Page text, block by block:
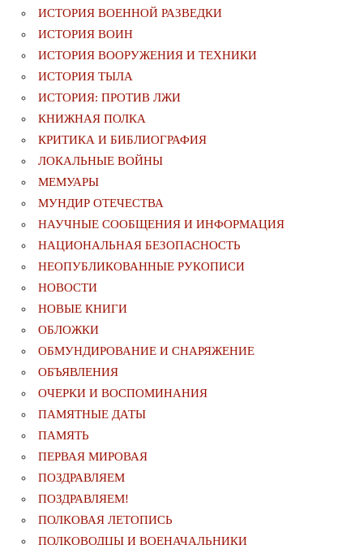
ИСТОРИЯ ВОЕННОЙ РАЗВЕДКИ
ИСТОРИЯ ВОИН
ИСТОРИЯ ВООРУЖЕНИЯ И ТЕХНИКИ
ИСТОРИЯ ТЫЛА
ИСТОРИЯ: ПРОТИВ ЛЖИ
КНИЖНАЯ ПОЛКА
КРИТИКА И БИБЛИОГРАФИЯ
ЛОКАЛЬНЫЕ ВОЙНЫ
МЕМУАРЫ
МУНДИР ОТЕЧЕСТВА
НАУЧНЫЕ СООБЩЕНИЯ И ИНФОРМАЦИЯ
НАЦИОНАЛЬНАЯ БЕЗОПАСНОСТЬ
НЕОПУБЛИКОВАННЫЕ РУКОПИСИ
НОВОСТИ
НОВЫЕ КНИГИ
ОБЛОЖКИ
ОБМУНДИРОВАНИЕ И СНАРЯЖЕНИЕ
ОБЪЯВЛЕНИЯ
ОЧЕРКИ И ВОСПОМИНАНИЯ
ПАМЯТНЫЕ ДАТЫ
ПАМЯТЬ
ПЕРВАЯ МИРОВАЯ
ПОЗДРАВЛЯЕМ
ПОЗДРАВЛЯЕМ!
ПОЛКОВАЯ ЛЕТОПИСЬ
ПОЛКОВОДЦЫ И ВОЕНАЧАЛЬНИКИ